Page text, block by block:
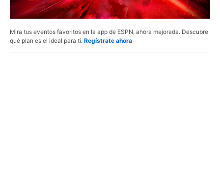
Mira tus eventos favoritos en la app de ESPN, ahora mejorada. Descubre
qué plan es el ideal para ti. Regístrate ahora